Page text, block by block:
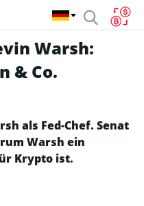
Warsh:
& Co.
als Fed-Chef. Senat
Warsh ein
Krypto ist.